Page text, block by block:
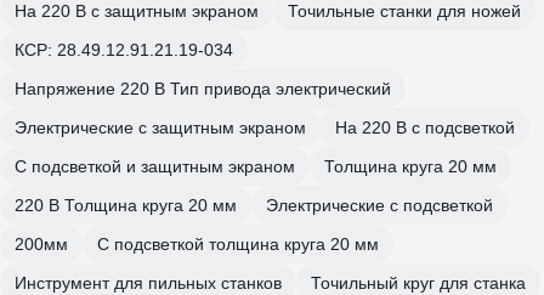
На 220 В с защитным экраном
Точильные станки для ножей
КСР: 28.49.12.91.21.19-034
Напряжение 220 В Тип привода электрический
Электрические с защитным экраном
На 220 В с подсветкой
С подсветкой и защитным экраном
Толщина круга 20 мм
220 В Толщина круга 20 мм
Электрические с подсветкой
200мм
С подсветкой толщина круга 20 мм
Инструмент для пильных станков
Точильный круг для станка